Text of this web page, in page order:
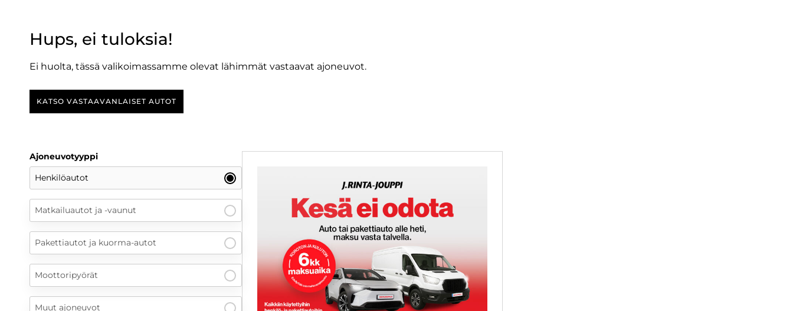
Hups, ei tuloksia!
Ei huolta, tässä valikoimassamme olevat lähimmät vastaavat ajoneuvot.
KATSO VASTAAVANLAISET AUTOT
Ajoneuvotyyppi
Henkilöautot
Matkailuautot ja -vaunut
Pakettiautot ja kuorma-autot
Moottoripyörät
Muut ajoneuvot